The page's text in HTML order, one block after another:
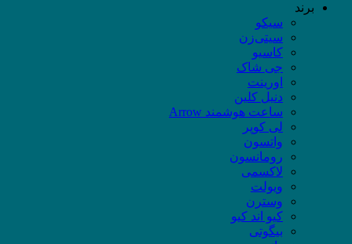
برند
سیکو
سیتی‌زن
کاسیو
جی شاک
اورینت
دنیل کلین
ساعت هوشمند Arrow
لی کوپر
واتسون
رومانسون
لاکسمی
ویولت
وسترن
کیو اند کیو
بیگوتی